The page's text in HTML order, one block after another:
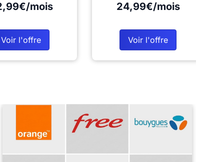
mois
Voir l'offre
24,99€/mois
Voir l'offre